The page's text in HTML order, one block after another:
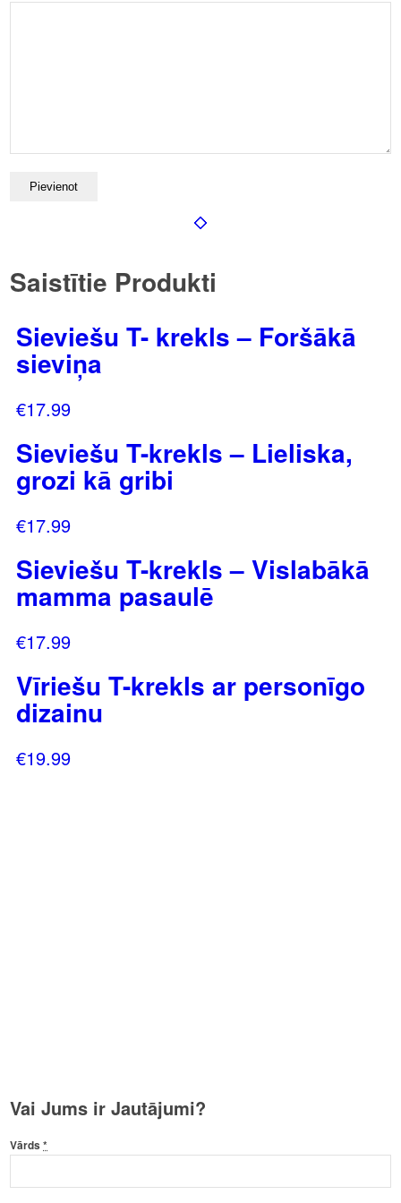
Saistītie Produkti
Sieviešu T- krekls – Foršākā
sieviņa
€17.99
Sieviešu T-krekls – Lieliska,
grozi kā gribi
€17.99
Sieviešu T-krekls – Vislabākā
mamma pasaulē
€17.99
Vīriešu T-krekls ar personīgo
dizainu
€19.99
Vai Jums ir Jautājumi?
Vārds*